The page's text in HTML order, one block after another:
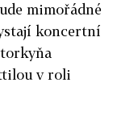
mimořádné
koncertní
v roli